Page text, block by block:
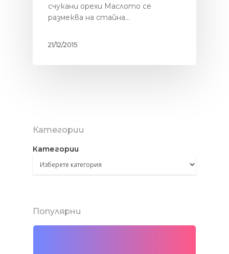
счукани орехи Маслото се
размеква на стайна…
21/12/2015
Категории
Категории
Популярни
Мултикукър
Здраве
живота
За мен